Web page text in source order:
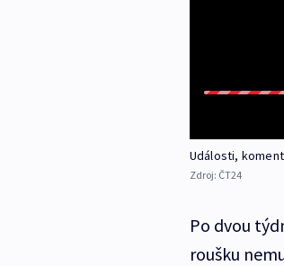
Události,
Zdroj: ČT24
Po dvou
roušku